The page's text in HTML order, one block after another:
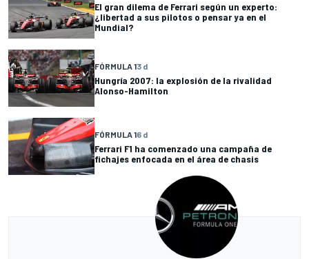
El gran dilema de Ferrari según un experto:
¿libertad a sus pilotos o pensar ya en el
Mundial?
FÓRMULA 13 d
Hungría 2007: la explosión de la rivalidad
Alonso-Hamilton
FÓRMULA 16 d
Ferrari F1 ha comenzado una campaña de
fichajes enfocada en el área de chasis